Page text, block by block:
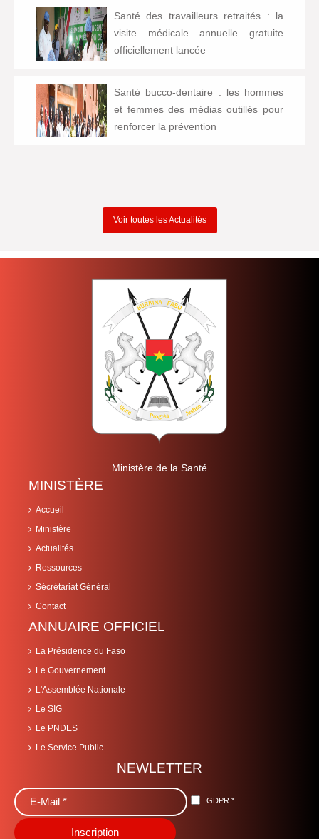
Santé des travailleurs retraités : la
visite médicale annuelle gratuite
officiellement lancée
Santé bucco-dentaire : les hommes
et femmes des médias outillés pour
renforcer la prévention
Voir toutes les Actualités
Ministère de la Santé
MINISTÈRE
Accueil
Ministère
Actualités
Ressources
Sécrétariat Général
Contact
ANNUAIRE OFFICIEL
La Présidence du Faso
Le Gouvernement
L'Assemblée Nationale
Le SIG
Le PNDES
Le Service Public
NEWLETTER
GDPR *